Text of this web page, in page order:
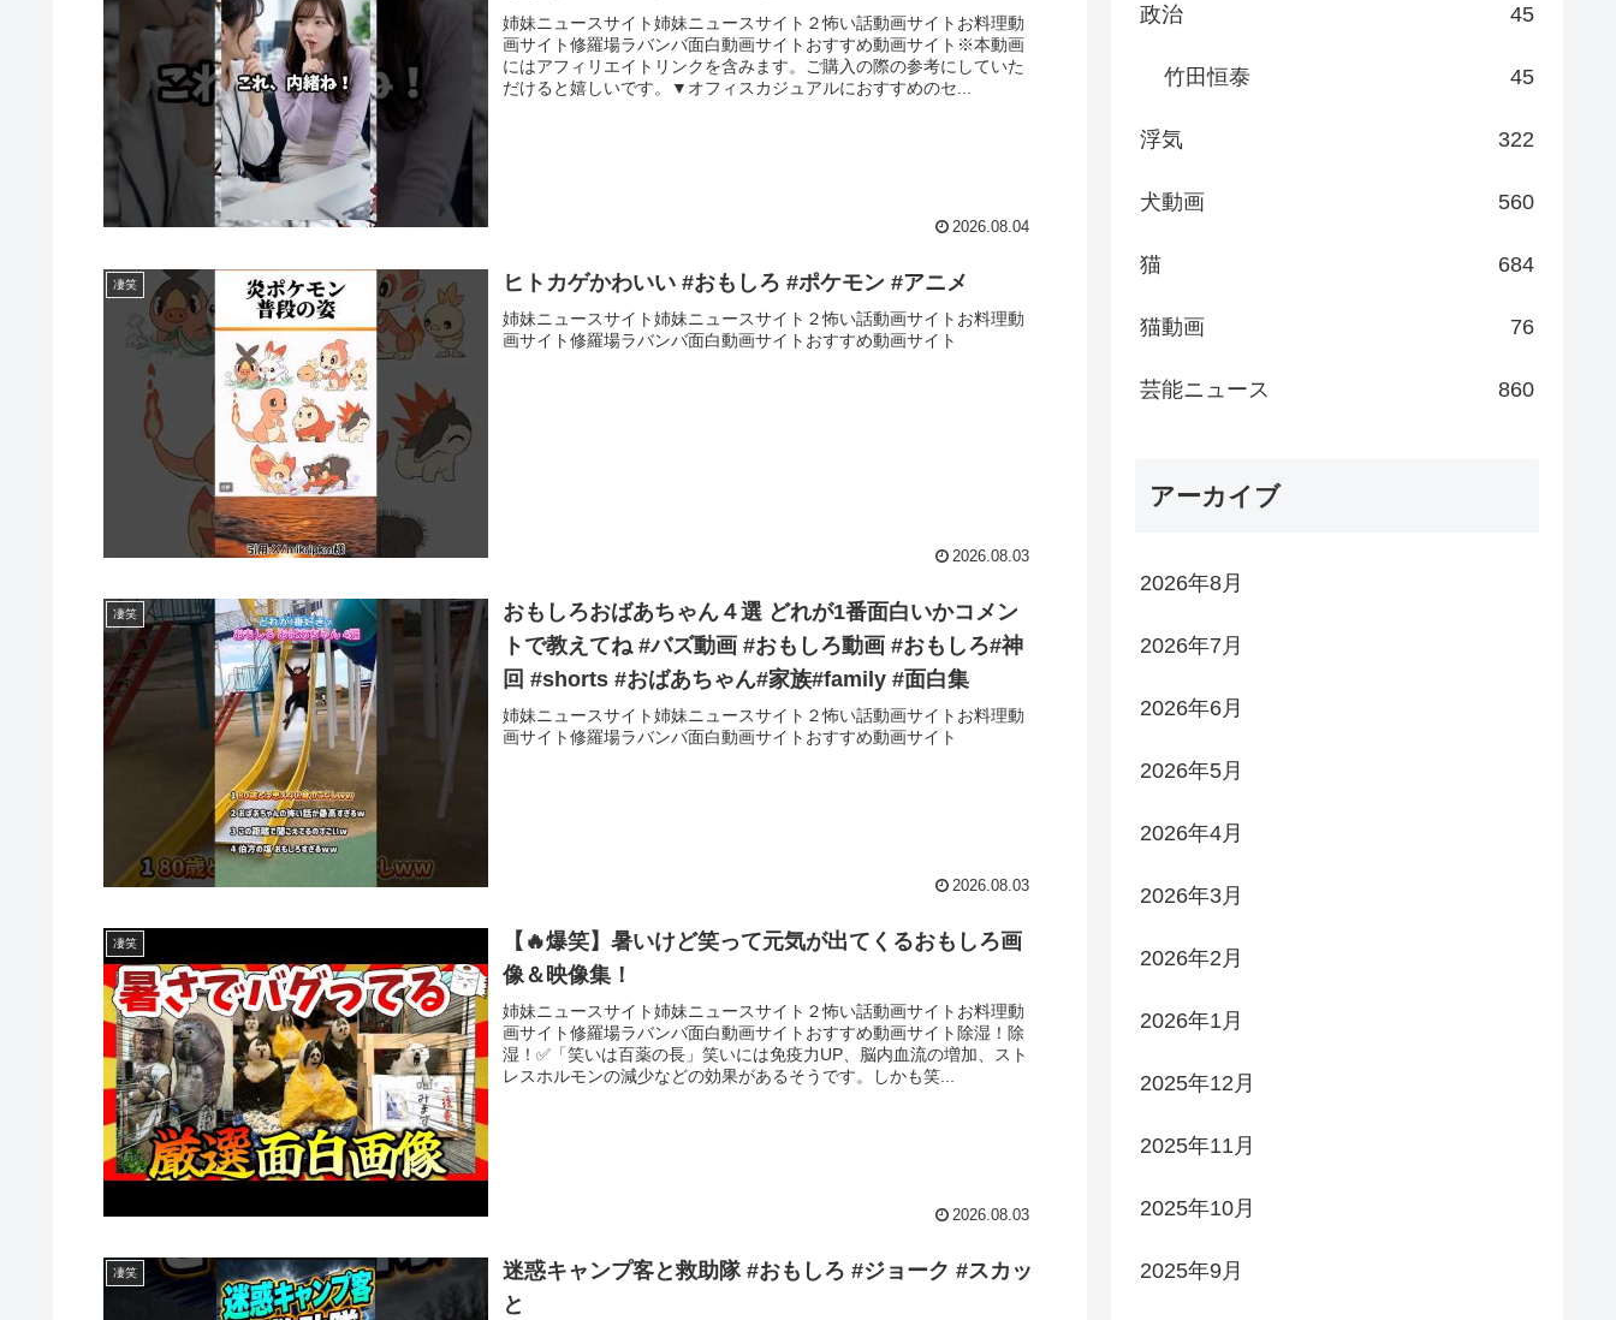
姉妹ニュースサイト姉妹ニュースサイト２怖い話動画サイトお料理動
画サイト修羅場ラバンバ面白動画サイトおすすめ動画サイト※本動画
にはアフィリエイトリンクを含みます。ご購入の際の参考にしていた
だけると嬉しいです。▼オフィスカジュアルにおすすめのセ...
2026.08.04
凄笑 ヒトカゲかわいい #おもしろ #ポケモン #アニメ
姉妹ニュースサイト姉妹ニュースサイト２怖い話動画サイトお料理動
画サイト修羅場ラバンバ面白動画サイトおすすめ動画サイト
2026.08.03
凄笑
おもしろおばあちゃん４選 どれが1番面白いかコメン
トで教えてね #バズ動画 #おもしろ動画 #おもしろ#神
回 #shorts #おばあちゃん#家族#family #面白集
姉妹ニュースサイト姉妹ニュースサイト２怖い話動画サイトお料理動
画サイト修羅場ラバンバ面白動画サイトおすすめ動画サイト
2026.08.03
凄笑
【🔥爆笑】暑いけど笑って元気が出てくるおもしろ画
像＆映像集！
姉妹ニュースサイト姉妹ニュースサイト２怖い話動画サイトお料理動
画サイト修羅場ラバンバ面白動画サイトおすすめ動画サイト除湿！除
湿！✅「笑いは百薬の長」笑いには免疫力UP、脳内血流の増加、スト
レスホルモンの減少などの効果があるそうです。しかも笑...
2026.08.03
凄笑
迷惑キャンプ客と救助隊 #おもしろ #ジョーク #スカッ
と
政治 45
竹田恒泰 45
浮気 322
犬動画 560
猫 684
猫動画 76
芸能ニュース 860
アーカイブ
2026年8月
2026年7月
2026年6月
2026年5月
2026年4月
2026年3月
2026年2月
2026年1月
2025年12月
2025年11月
2025年10月
2025年9月